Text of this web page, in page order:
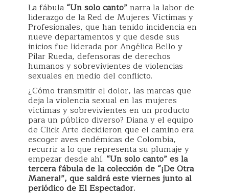
La fábula “Un solo canto”narra la labor de
liderazgo de la Red de Mujeres Víctimas y
Profesionales, que han tenido incidencia en
nueve departamentos y que desde sus
inicios fue liderada por Angélica Bello y
Pilar Rueda, defensoras de derechos
humanos y sobrevivientes de violencias
sexuales en medio del conflicto.
¿Cómo transmitir el dolor, las marcas que
deja la violencia sexual en las mujeres
víctimas y sobrevivientes en un producto
para un público diverso? Diana y el equipo
de Click Arte decidieron que el camino era
escoger aves endémicas de Colombia,
recurrir a lo que representa su plumaje y
empezar desde ahí. “Un solo canto” es la
tercera fábula de la colección de “¡De Otra
Manera!”, que saldrá este viernes junto al
periódico de El Espectador.